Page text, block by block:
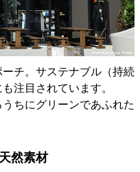
チ。サステナブル（持続
注目されています。
ちにグリーンであふれた
然素材